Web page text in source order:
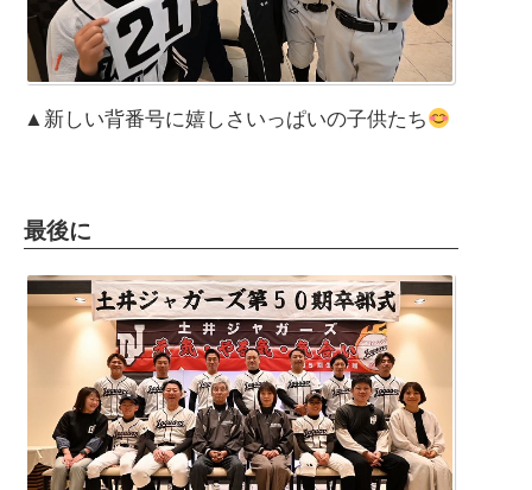
▲新しい背番号に嬉しさいっぱいの子供たち
最後に